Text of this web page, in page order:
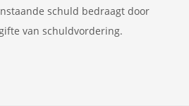
schuld bedraagt door
van schuldvordering.